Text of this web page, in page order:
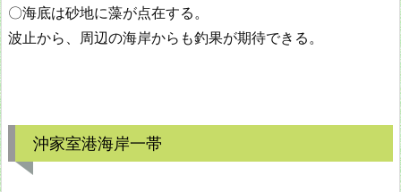
〇海底は砂地に藻が点在する。
波止から、周辺の海岸からも釣果が期待できる。
沖家室港海岸一帯